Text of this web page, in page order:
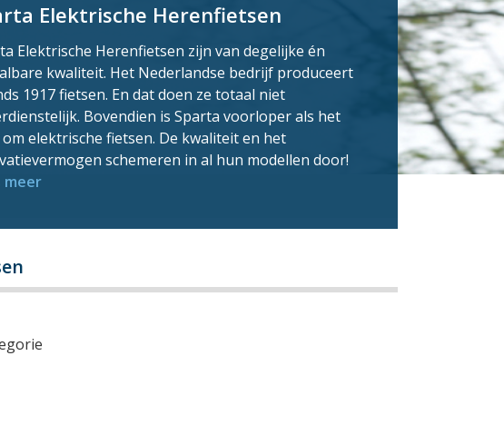
Elektrische Herenfietsen
Elektrische Herenfietsen zijn van degelijke én
kwaliteit. Het Nederlandse bedrijf produceert
1917 fietsen. En dat doen ze totaal niet
Bovendien is Sparta voorloper als het
elektrische fietsen. De kwaliteit en het
schemeren in al hun modellen door!
meer